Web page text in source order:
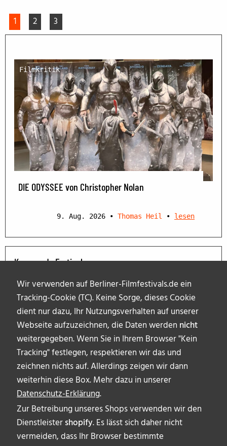
Wir verwenden auf Berliner-Filmfestivals.de ein
Tracking-Cookie (TC). Keine Sorge, dieses Cookie
dient nur dazu, Ihr Nutzungsverhalten auf unserer
Webseite aufzuzeichnen, die Daten werden nicht
weitergegeben. Wenn Sie in Ihrem Browser "Kein
Tracking" festlegen, respektieren wir das und
zeichnen nichts auf. Allerdings zeigen wir dann
weiterhin diese Box. Mehr dazu in unserer
Datenschutz-Erklärung.
Zur Betreibung unseres Shops verwenden wir den
Dienstleistershopify. Es lässt sich daher nicht
vermeiden, dass Ihr Browser bestimmte
1 2 3
Filmkritik
DIE ODYSSEE von Christopher Nolan
9. Aug. 2026 • Thomas Heil • lesen
Kommende Festivals